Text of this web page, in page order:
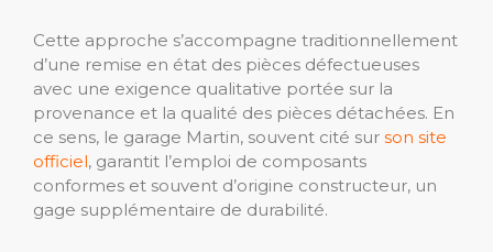
Cette approche s’accompagne traditionnellement
d’une remise en état des pièces défectueuses
avec une exigence qualitative portée sur la
provenance et la qualité des pièces détachées. En
ce sens, le garage Martin, souvent cité sur son site
officiel, garantit l’emploi de composants
conformes et souvent d’origine constructeur, un
gage supplémentaire de durabilité.